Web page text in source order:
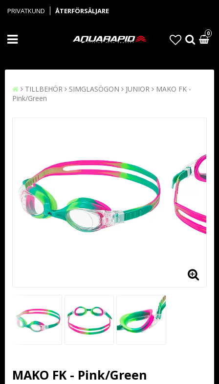
PRIVATKUND ÅTERFÖRSÄLJARE
0
TILLBEHÖR SIMGLASÖGON JUNIOR
MAKO FK -
Pink/Green
MAKO FK - Pink/Green